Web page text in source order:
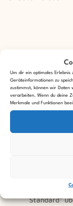
Um dir ein optimales Erlebnis
Geräteinformationen zu
zustimmst, können wir Daten
verarbeiten. Wenn du deine
Merkmale und Funktionen
ARD zu
8. Juli 2025
Ein Team
über das
Manfred
Standard“